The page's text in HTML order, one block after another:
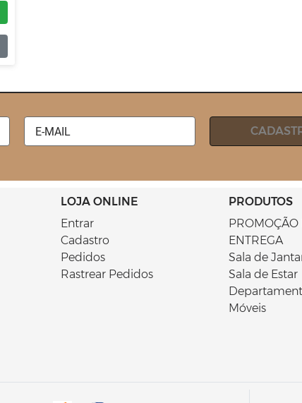
E
LOJA ONLINE
Entrar
Cadastro
Pedidos
Rastrear Pedidos
PRODUTOS
PROMOÇÃO
ENTREGA
Sala de
Sala de Estar
Móveis